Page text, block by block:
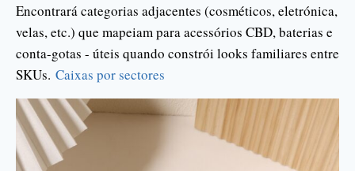
Encontrará categorias adjacentes (cosméticos, eletrónica,
velas, etc.) que mapeiam para acessórios CBD, baterias e
conta-gotas - úteis quando constrói looks familiares entre
SKUs. Caixas por sectores